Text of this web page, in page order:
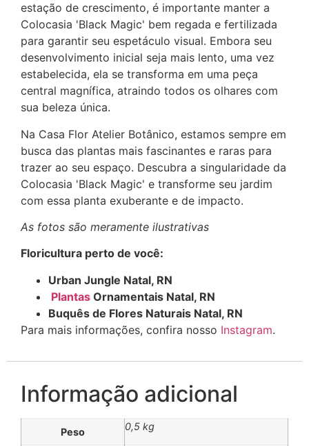
estação de crescimento, é importante manter a
Colocasia 'Black Magic' bem regada e fertilizada
para garantir seu espetáculo visual. Embora seu
desenvolvimento inicial seja mais lento, uma vez
estabelecida, ela se transforma em uma peça
central magnífica, atraindo todos os olhares com
sua beleza única.
Na Casa Flor Atelier Botânico, estamos sempre em
busca das plantas mais fascinantes e raras para
trazer ao seu espaço. Descubra a singularidade da
Colocasia 'Black Magic' e transforme seu jardim
com essa planta exuberante e de impacto.
As fotos são meramente ilustrativas
Floricultura perto de você:
Urban Jungle Natal, RN
Plantas Ornamentais Natal, RN
Buquês de Flores Naturais Natal, RN
Para mais informações, confira nosso Instagram.
Informação adicional
Peso 0,5 kg